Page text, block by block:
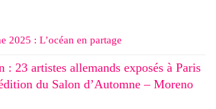
2025 : L’océan en partage
: 23 artistes allemands exposés à Paris
du Salon d’Automne – Moreno